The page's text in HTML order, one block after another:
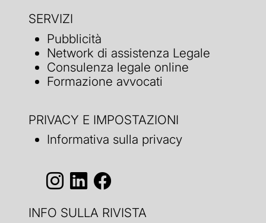
SERVIZI
Pubblicità
Network di assistenza Legale
Consulenza legale online
Formazione avvocati
PRIVACY E IMPOSTAZIONI
Informativa sulla privacy
INFO SULLA RIVISTA